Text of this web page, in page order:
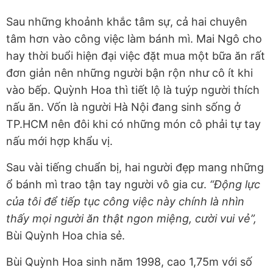
Sau những khoảnh khắc tâm sự, cả hai chuyên
tâm hơn vào công việc làm bánh mì. Mai Ngô cho
hay thời buổi hiện đại việc đặt mua một bữa ăn rất
đơn giản nên những người bận rộn như cô ít khi
vào bếp. Quỳnh Hoa thì tiết lộ là tuýp người thích
nấu ăn. Vốn là người Hà Nội đang sinh sống ở
TP.HCM nên đôi khi có những món cô phải tự tay
nấu mới hợp khẩu vị.
Sau vài tiếng chuẩn bị, hai người đẹp mang những
ổ bánh mì trao tận tay người vô gia cư. “Động lực
của tôi để tiếp tục công việc này chính là nhìn
thấy mọi người ăn thật ngon miệng, cười vui vẻ”,
Bùi Quỳnh Hoa chia sẻ.
Bùi Quỳnh Hoa sinh năm 1998, cao 1,75m với số